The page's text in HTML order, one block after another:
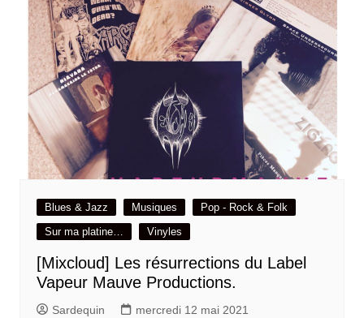
Blues & Jazz Musiques
Pop - Rock & Folk
Sur ma platine…
Vinyles
[Mixcloud] Les résurrections du Label
Vapeur Mauve Productions.
Sardequin mercredi 12 mai 2021